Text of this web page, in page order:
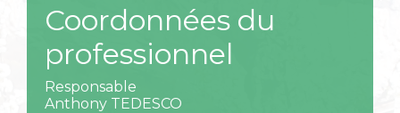
Coordonnées du
professionnel
Responsable
Anthony TEDESCO